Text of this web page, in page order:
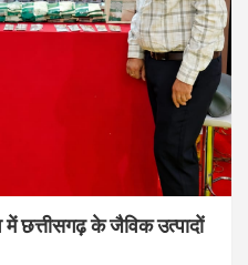
छत्तीसगढ़ के जैविक उत्पादों